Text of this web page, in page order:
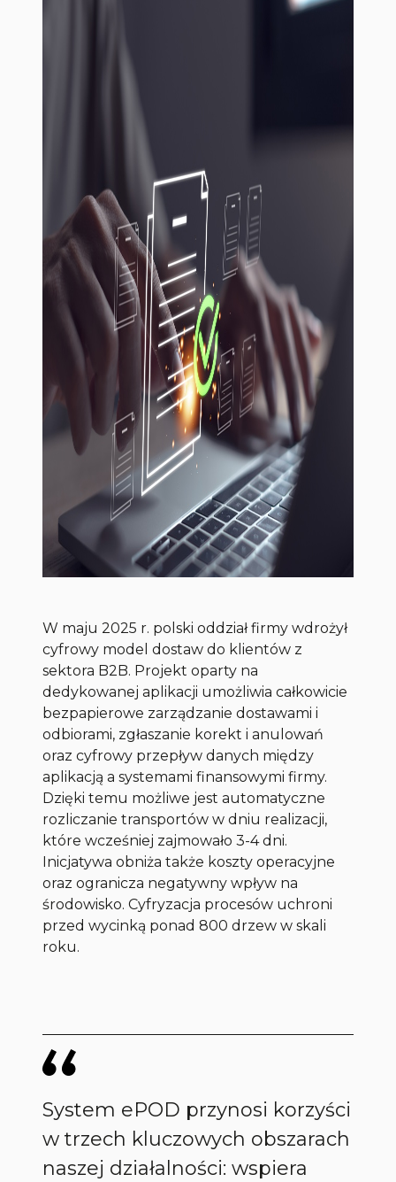
W maju 2025 r. polski oddział firmy wdrożył
cyfrowy model dostaw do klientów z
sektora B2B. Projekt oparty na
dedykowanej aplikacji umożliwia całkowicie
bezpapierowe zarządzanie dostawami i
odbiorami, zgłaszanie korekt i anulowań
oraz cyfrowy przepływ danych między
aplikacją a systemami finansowymi firmy.
Dzięki temu możliwe jest automatyczne
rozliczanie transportów w dniu realizacji,
które wcześniej zajmowało 3-4 dni.
Inicjatywa obniża także koszty operacyjne
oraz ogranicza negatywny wpływ na
środowisko. Cyfryzacja procesów uchroni
przed wycinką ponad 800 drzew w skali
roku.
System ePOD przynosi korzyści
w trzech kluczowych obszarach
naszej działalności: wspiera